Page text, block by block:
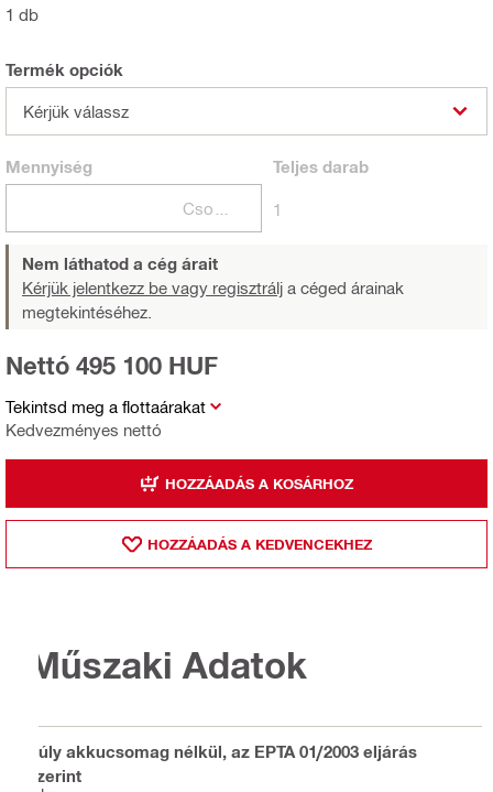
1 db
Termék opciók
Kérjük válassz
Mennyiség Teljesdarab
1
Nem láthatod a cég árait
Kérjük jelentkezz be vagy regisztrálj a céged árainak
megtekintéséhez.
Tekintsd meg a flottaárakat
Kedvezményes nettó
Nettó 495 100 HUF
HOZZÁADÁS A KOSÁRHOZ
HOZZÁADÁS A KEDVENCEKHEZ
Műszaki Adatok
Súly akkucsomag nélkül, az EPTA 01/2003 eljárás
szerint